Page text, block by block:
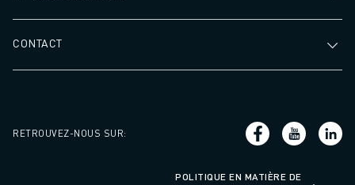
CONTACT
RETROUVEZ-NOUS SUR:
POLITIQUE EN MATIÈRE DE